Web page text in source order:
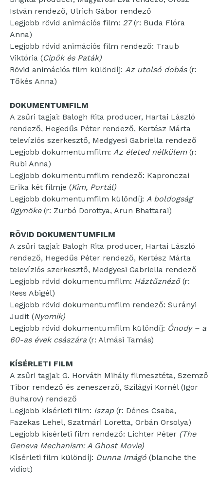
István rendező, Ulrich Gábor rendező
Legjobb rövid animációs film: 27(r: Buda Flóra
Anna)
Legjobb rövid animációs film rendező: Traub
Viktória (Cipők és Paták)
Rövid animációs film különdíj: Az utolsó dobás (r:
Tőkés Anna)
DOKUMENTUMFILM
A zsűri tagjai: Balogh Rita producer, Hartai László
rendező, Hegedűs Péter rendező, Kertész Márta
televíziós szerkesztő, Medgyesi Gabriella rendező
Legjobb dokumentumfilm: Az életed nélkülem(r:
Rubi Anna)
Legjobb dokumentumfilm rendező: Kapronczai
Erika két filmje (Kim, Portál)
Legjobb dokumentumfilm különdíj: A boldogság
ügynöke(r: Zurbó Dorottya, Arun Bhattarai)
RÖVID DOKUMENTUMFILM
A zsűri tagjai: Balogh Rita producer, Hartai László
rendező, Hegedűs Péter rendező, Kertész Márta
televíziós szerkesztő, Medgyesi Gabriella rendező
Legjobb rövid dokumentumfilm: Háztűznéző(r:
Ress Abigél)
Legjobb rövid dokumentumfilm rendező: Surányi
Judit (Nyomik)
Legjobb rövid dokumentumfilm különdíj: Ónody – a
60-as évek császára (r: Almási Tamás)
KÍSÉRLETI FILM
A zsűri tagjai: G. Horváth Mihály filmesztéta, Szemző
Tibor rendező és zeneszerző, Szilágyi Kornél (Igor
Buharov) rendező
Legjobb kísérleti film: Iszap(r: Dénes Csaba,
Fazekas Lehel, Szatmári Loretta, Orbán Orsolya)
Legjobb kísérleti film rendező: Lichter Péter (The
Geneva Mechanism: A Ghost Movie)
Kísérleti film különdíj: Dunna Imágó (blanche the
vidiot)